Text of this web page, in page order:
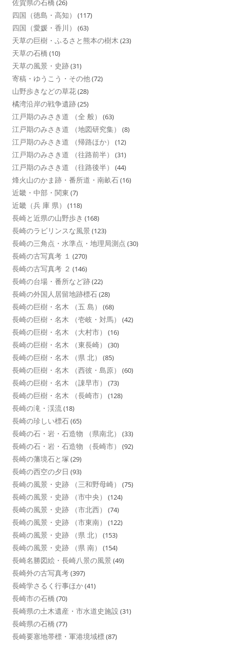
佐賀県の石橋 (26)
四国（徳島・高知） (117)
四国（愛媛・香川） (63)
天草の巨樹・ふるさと熊本の樹木 (23)
天草の石橋 (10)
天草の風景・史跡(31)
寄稿・ゆうこう・その他(72)
山野歩きなどの草花(28)
橘湾沿岸の戦争遺跡(25)
江戸期のみさき道 （全 般） (63)
江戸期のみさき道 （地図研究集） (8)
江戸期のみさき道 （帰路ほか） (12)
江戸期のみさき道 （往路前半） (31)
江戸期のみさき道 （往路後半） (44)
烽火山のかま跡・番所道・南畝石(16)
近畿・中部・関東 (7)
近畿（兵 庫 県） (118)
長崎と近県の山野歩き (168)
長崎のラビリンスな風景 (123)
長崎の三角点・水準点・地理局測点 (30)
長崎の古写真考 １ (270)
長崎の古写真考 ２ (146)
長崎の台場・番所など跡(22)
長崎の外国人居留地跡標石(28)
長崎の巨樹・名木 （五 島） (68)
長崎の巨樹・名木 （壱岐・対馬） (42)
長崎の巨樹・名木 （大村市） (16)
長崎の巨樹・名木 （東長崎） (30)
長崎の巨樹・名木 （県 北） (85)
長崎の巨樹・名木 （西彼・島原） (60)
長崎の巨樹・名木 （諌早市） (73)
長崎の巨樹・名木 （長崎市） (128)
長崎の滝・渓流(18)
長崎の珍しい標石(65)
長崎の石・岩・石造物 （県南北） (33)
長崎の石・岩・石造物 （長崎市） (92)
長崎の藩境石と塚 (29)
長崎の西空の夕日 (93)
長崎の風景・史跡 （三和野母崎） (75)
長崎の風景・史跡 （市中央） (124)
長崎の風景・史跡 （市北西） (74)
長崎の風景・史跡 （市東南） (122)
長崎の風景・史跡 （県 北） (153)
長崎の風景・史跡 （県 南） (154)
長崎名勝図絵・長崎八景の風景 (49)
長崎外の古写真考(397)
長崎学さるく行事ほか(41)
長崎市の石橋 (70)
長崎県の土木遺産・市水道史施設 (31)
長崎県の石橋 (77)
長崎要塞地帯標・軍港境域標(87)